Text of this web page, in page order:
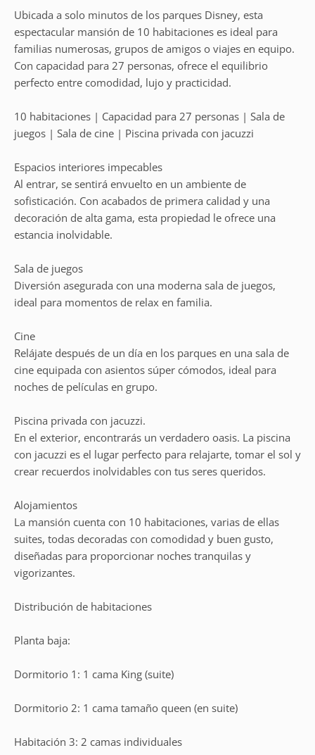
Ubicada a solo minutos de los parques Disney, esta
espectacular mansión de 10 habitaciones es ideal para
familias numerosas, grupos de amigos o viajes en equipo.
Con capacidad para 27 personas, ofrece el equilibrio
perfecto entre comodidad, lujo y practicidad.
10 habitaciones | Capacidad para 27 personas | Sala de
juegos | Sala de cine | Piscina privada con jacuzzi
Espacios interiores impecables
Al entrar, se sentirá envuelto en un ambiente de
sofisticación. Con acabados de primera calidad y una
decoración de alta gama, esta propiedad le ofrece una
estancia inolvidable.
Sala de juegos
Diversión asegurada con una moderna sala de juegos,
ideal para momentos de relax en familia.
Cine
Relájate después de un día en los parques en una sala de
cine equipada con asientos súper cómodos, ideal para
noches de películas en grupo.
Piscina privada con jacuzzi.
En el exterior, encontrarás un verdadero oasis. La piscina
con jacuzzi es el lugar perfecto para relajarte, tomar el sol y
crear recuerdos inolvidables con tus seres queridos.
Alojamientos
La mansión cuenta con 10 habitaciones, varias de ellas
suites, todas decoradas con comodidad y buen gusto,
diseñadas para proporcionar noches tranquilas y
vigorizantes.
Distribución de habitaciones
Planta baja:
Dormitorio 1: 1 cama King (suite)
Dormitorio 2: 1 cama tamaño queen (en suite)
Habitación 3: 2 camas individuales